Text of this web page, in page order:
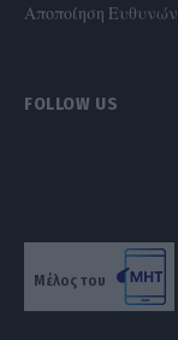
Αποποίηση Ευθυνών
FOLLOW US
Μέλος του